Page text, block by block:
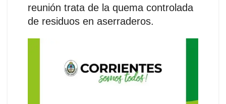
reunión trata de la quema controlada
de residuos en aserraderos.